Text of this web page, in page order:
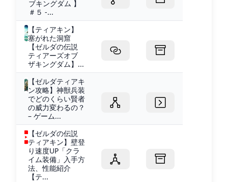
ブキングダム 】
＃５ -...
【ティアキン】
塞がれた洞窟
【ゼルダの伝説
ティアーズオブ
ザキングダム】...
【ゼルダティアキ
ン攻略】神獣兵装
でどのくらい賢者
の威力変わるの？
– ゲーム...
【ゼルダの伝説
ティアキン】壁登
り速度UP「クラ
イム装備」入手方
法、性能紹介
【テ...